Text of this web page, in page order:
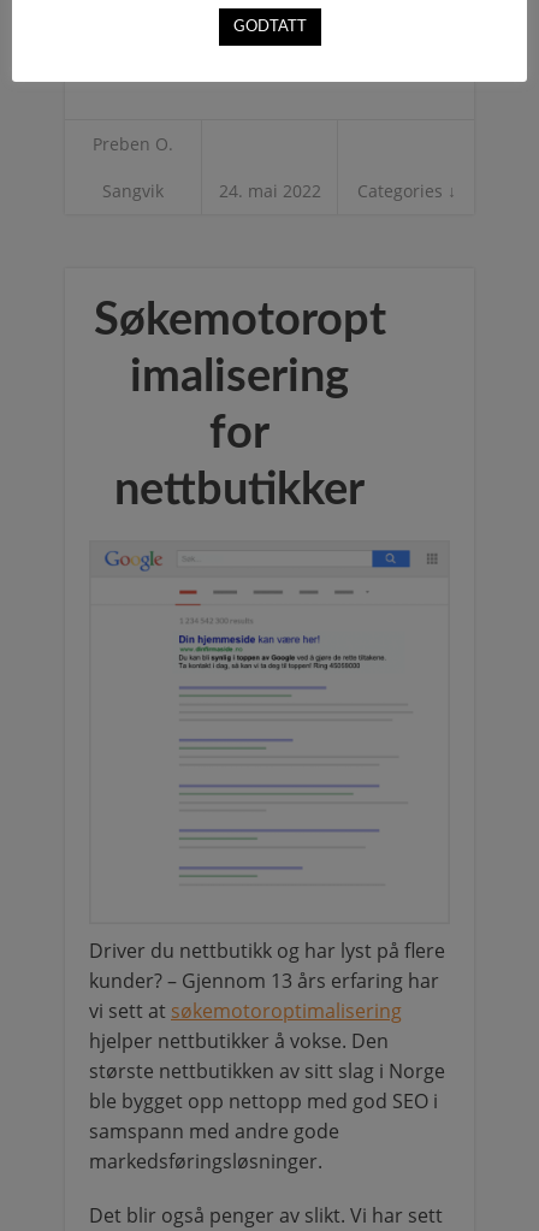
Preben O.
Sangvik 24. mai 2022 Categories ↓
Søkemotoropt
imalisering
for
nettbutikker
Driver du nettbutikk og har lyst på flere
kunder? – Gjennom 13 års erfaring har
vi sett at søkemotoroptimalisering
hjelper nettbutikker å vokse. Den
største nettbutikken av sitt slag i Norge
ble bygget opp nettopp med god SEO i
samspann med andre gode
markedsføringsløsninger.
Det blir også penger av slikt. Vi har sett
GODTATT